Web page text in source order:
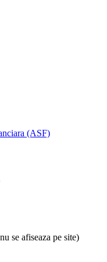
(ASF)
se afiseaza pe site)